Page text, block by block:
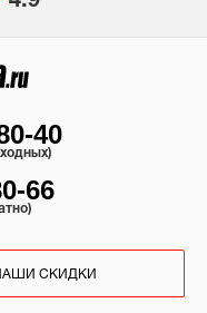
40
66
СКИДКИ